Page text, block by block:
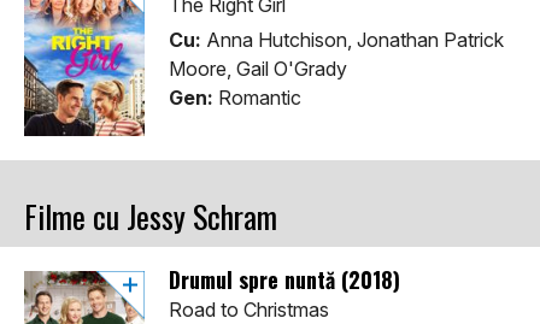
The Right Girl
Cu: Anna Hutchison, Jonathan Patrick
Moore, Gail O'Grady
Gen: Romantic
Filme cu Jessy Schram
Drumul spre nuntă (2018)
Road to Christmas